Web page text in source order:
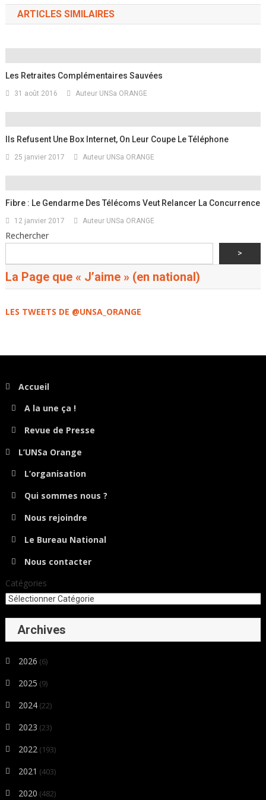
ARTICLES SIMILAIRES
Les Retraites Complémentaires Sauvées
31 août 2016 Auteur UNSa ORANGE
Ils Refusent Une Box Internet, On Leur Coupe Le Téléphone
25 janvier 2017 Auteur UNSa ORANGE
Fibre : Le Gendarme Des Télécoms Veut Relancer La Concurrence
12 janvier 2017 Auteur UNSa ORANGE
Rechercher
>
La Page que « J’aime » (en national)
LES TWEETS DE @UNSA_ORANGE
Accueil
A la une ça !
Revue de Presse
L’UNSa Orange
L’organisation
Qui sommes nous ?
Nous rejoindre
Le Bureau National
Nous contacter
Catégories
Archives
2026 (6)
2025 (9)
2024 (22)
2023 (23)
2022 (193)
2021 (403)
2020 (482)